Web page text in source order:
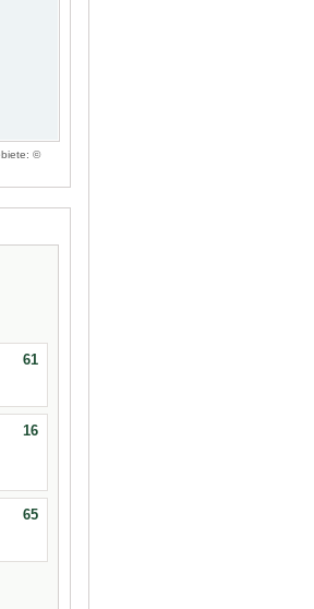
©
61
16
65